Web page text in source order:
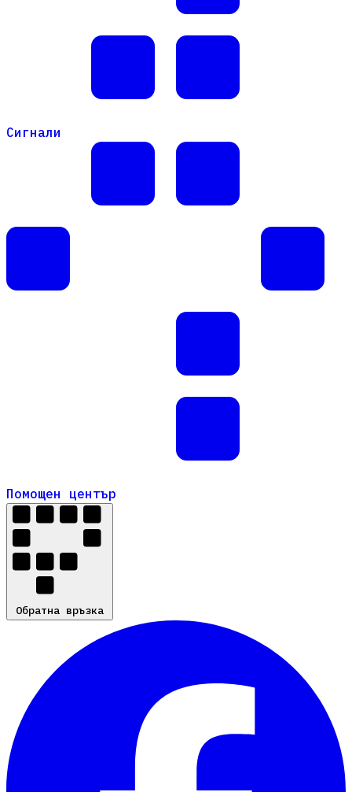
Сигнали
Помощен център
Помощен център
Обратна връзка
Обратна връзка